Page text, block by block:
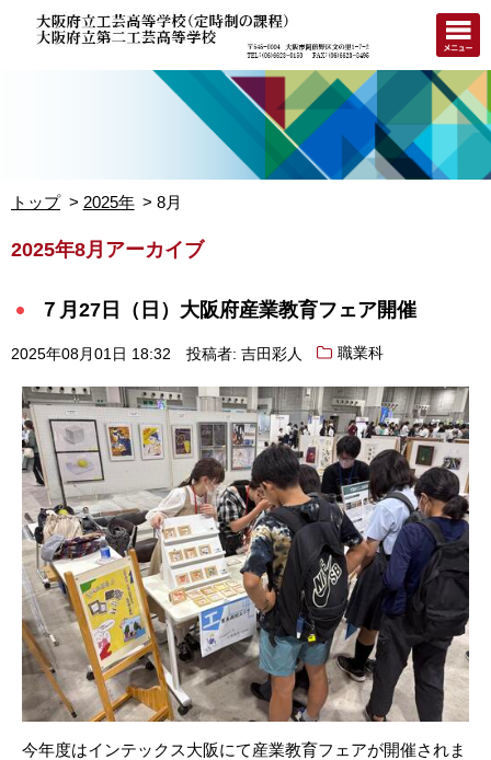
トップ 2025年 8月
2025年8月アーカイブ
７月27日（日）大阪府産業教育フェア開催
2025年08月01日 18:32 投稿者: 吉田彩人 職業科
今年度はインテックス大阪にて産業教育フェアが開催されま